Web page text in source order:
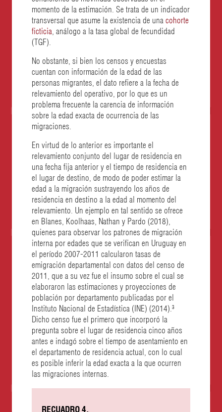
momento de la estimación. Se trata de un indicador
transversal que asume la existencia de una cohorte
ficticia , análogo a la tasa global de fecundidad
(TGF).
No obstante, si bien los censos y encuestas
cuentan con información de la edad de las
personas migrantes, el dato refiere a la fecha de
relevamiento del operativo, por lo que es un
problema frecuente la carencia de información
sobre la edad exacta de ocurrencia de las
migraciones.
En virtud de lo anterior es importante el
relevamiento conjunto del lugar de residencia en
una fecha fija anterior y el tiempo de residencia en
el lugar de destino, de modo de poder estimar la
edad a la migración sustrayendo los años de
residencia en destino a la edad al momento del
relevamiento. Un ejemplo en tal sentido se ofrece
en Blanes, Koolhaas, Nathan y Pardo (2018),
quienes para observar los patrones de migración
interna por edades que se verifican en Uruguay en
el período 2007-2011 calcularon tasas de
emigración departamental con datos del censo de
2011, que a su vez fue el insumo sobre el cual se
elaboraron las estimaciones y proyecciones de
población por departamento publicadas por el
Instituto Nacional de Estadística (INE) (2014).³
Dicho censo fue el primero que incorporó la
pregunta sobre el lugar de residencia cinco años
antes e indagó sobre el tiempo de asentamiento en
el departamento de residencia actual, con lo cual
es posible inferir la edad exacta a la que ocurren
las migraciones internas.
RECUADRO 4.